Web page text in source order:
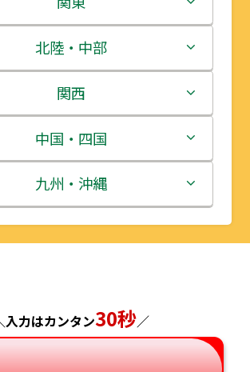
青森県
岩手県
宮城県
秋田県
山形県
茨城県
栃木県
群馬県
埼玉県
千葉県
神奈川県
北陸・中部
新潟県
富山県
石川県
福井県
長野県
岐阜県
関西
三重県
滋賀県
京都府
兵庫県
奈良県
中国・四国
鳥取県
島根県
広島県
山口県
九州・沖縄
福岡県
長崎県
熊本県
入力はカンタン30秒／